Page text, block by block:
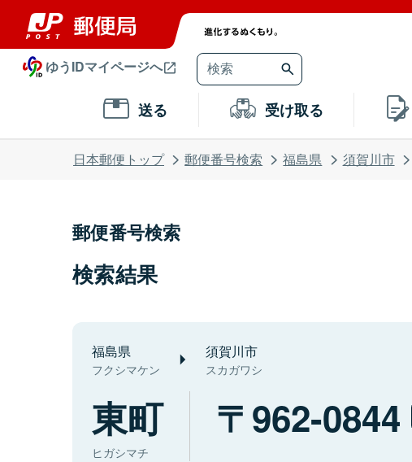
ゆうIDマイページへ
送る 受け取る
日本郵便トップ 郵便番号検索 福島県 須賀川市
郵便番号検索
検索結果
福島県
フクシマケン
須賀川市
スカガワシ
東町
ヒガシマチ
962-0844